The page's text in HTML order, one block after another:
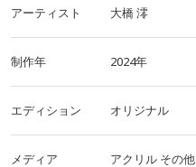
アーティスト 大橋 澪
制作年 2024年
エディション オリジナル
メディア アクリル その他